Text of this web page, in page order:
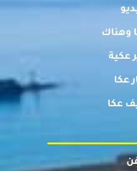
وهناك
عكية
عكا
عكا